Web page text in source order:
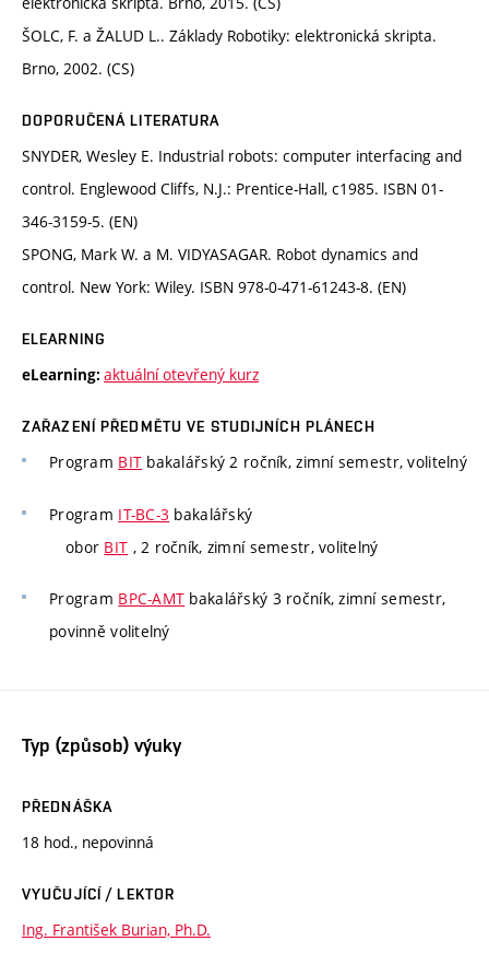
ŠOLC, F. a ŽALUD L.. Základy Robotiky: elektronická skripta.
Brno, 2002. (CS)
DOPORUČENÁ LITERATURA
SNYDER, Wesley E. Industrial robots: computer interfacing and
control. Englewood Cliffs, N.J.: Prentice-Hall, c1985. ISBN 01-
346-3159-5. (EN)
SPONG, Mark W. a M. VIDYASAGAR. Robot dynamics and
control. New York: Wiley. ISBN 978-0-471-61243-8. (EN)
ELEARNING
eLearning: aktuální otevřený kurz
ZAŘAZENÍ PŘEDMĚTU VE STUDIJNÍCH PLÁNECH
Program BIT bakalářský 2 ročník, zimní semestr, volitelný
Program IT-BC-3 bakalářský
obor BIT , 2 ročník, zimní semestr, volitelný
Program BPC-AMT bakalářský 3 ročník, zimní semestr,
povinně volitelný
Typ (způsob) výuky
PŘEDNÁŠKA
18 hod., nepovinná
VYUČUJÍCÍ / LEKTOR
Ing. František Burian, Ph.D.